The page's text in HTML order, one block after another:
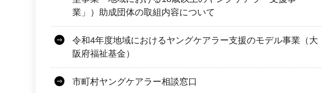
業」）助成団体の取組内容について
令和4年度地域におけるヤングケアラー支援のモデル事業（大
阪府福祉基金）
市町村ヤングケアラー相談窓口